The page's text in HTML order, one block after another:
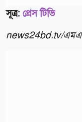
সূত্র: প্রেস টিভি
news24bd.tv/এমএ